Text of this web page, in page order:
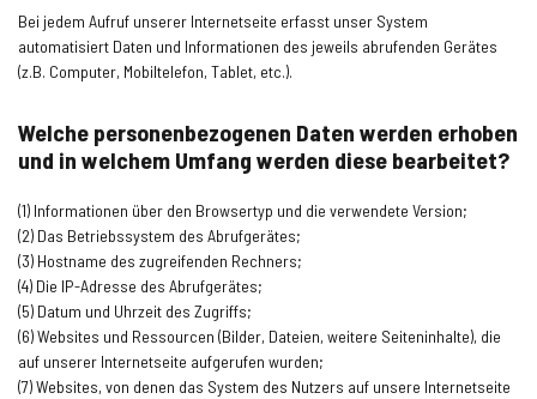
Bei jedem Aufruf unserer Internetseite erfasst unser System
automatisiert Daten und Informationen des jeweils abrufenden Gerätes
(z.B. Computer, Mobiltelefon, Tablet, etc.).
Welche personenbezogenen Daten werden erhoben
und in welchem Umfang werden diese bearbeitet?
(1) Informationen über den Browsertyp und die verwendete Version;
(2) Das Betriebssystem des Abrufgerätes;
(3) Hostname des zugreifenden Rechners;
(4) Die IP-Adresse des Abrufgerätes;
(5) Datum und Uhrzeit des Zugriffs;
(6) Websites und Ressourcen (Bilder, Dateien, weitere Seiteninhalte), die
auf unserer Internetseite aufgerufen wurden;
(7) Websites, von denen das System des Nutzers auf unsere Internetseite